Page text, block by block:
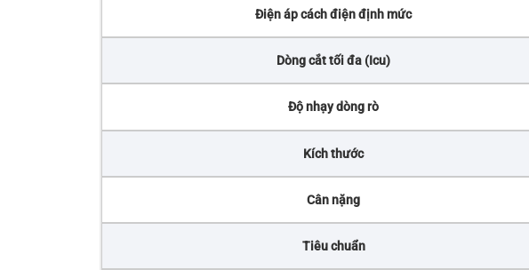
Điện áp cách điện định mức
Dòng cắt tối đa (Icu)
Độ nhạy dòng rò
Kích thước
Cân nặng
Tiêu chuẩn